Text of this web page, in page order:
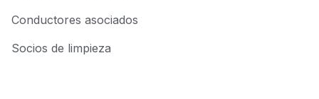
Conductores asociados
Socios de limpieza